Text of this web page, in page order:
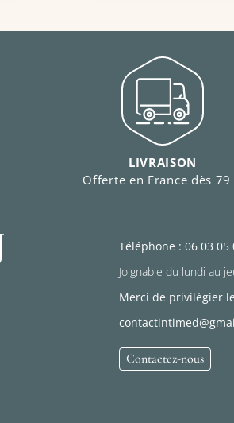
LIVRAISON
Offerte en France dès 79
Téléphone : 06 03 05
Joignable du lundi au
Merci de privilégier
Contactez-nous